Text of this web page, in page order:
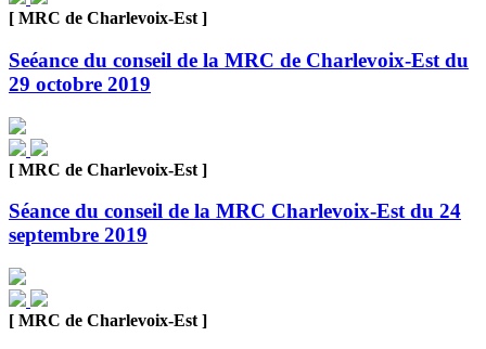
[ MRC de Charlevoix-Est ]
Seéance du conseil de la MRC de Charlevoix-Est du
29 octobre 2019
[ MRC de Charlevoix-Est ]
Séance du conseil de la MRC Charlevoix-Est du 24
septembre 2019
[ MRC de Charlevoix-Est ]